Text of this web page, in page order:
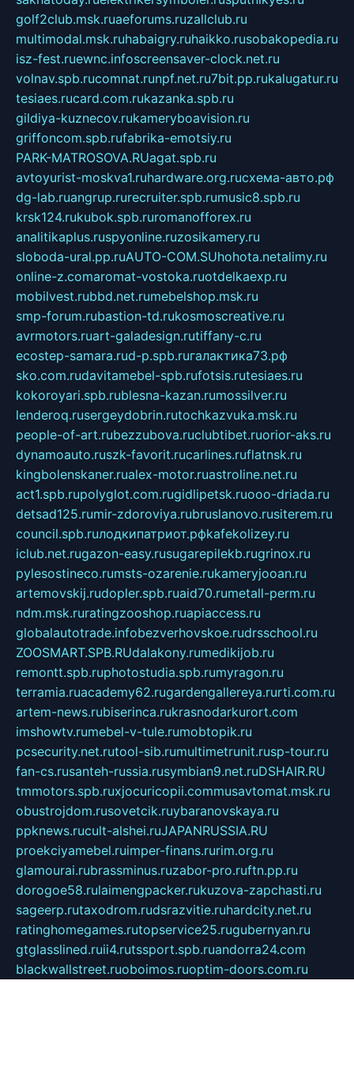
golf2club.msk.ruaeforums.ruzallclub.ru
multimodal.msk.ruhabaigry.ruhaikko.rusobakopedia.ru
isz-fest.ruewnc.infoscreensaver-clock.net.ru
volnav.spb.rucomnat.runpf.net.ru7bit.pp.rukalugatur.ru
tesiaes.rucard.com.rukazanka.spb.ru
gildiya-kuznecov.rukameryboavision.ru
griffoncom.spb.rufabrika-emotsiy.ru
PARK-MATROSOVA.RUagat.spb.ru
avtoyurist-moskva1.ruhardware.org.ruсхема-авто.рф
dg-lab.ruangrup.rurecruiter.spb.rumusic8.spb.ru
krsk124.rukubok.spb.ruromanofforex.ru
analitikaplus.ruspyonline.ruzosikamery.ru
sloboda-ural.pp.ruAUTO-COM.SUhohota.netalimy.ru
online-z.comaromat-vostoka.ruotdelkaexp.ru
mobilvest.rubbd.net.rumebelshop.msk.ru
smp-forum.rubastion-td.rukosmoscreative.ru
avrmotors.ruart-galadesign.rutiffany-c.ru
ecostep-samara.rud-p.spb.ruгалактика73.рф
sko.com.rudavitamebel-spb.rufotsis.rutesiaes.ru
kokoroyari.spb.rublesna-kazan.rumossilver.ru
lenderoq.rusergeydobrin.rutochkazvuka.msk.ru
people-of-art.rubezzubova.ruclubtibet.ruorior-aks.ru
dynamoauto.ruszk-favorit.rucarlines.ruflatnsk.ru
kingbolenskaner.rualex-motor.ruastroline.net.ru
act1.spb.rupolyglot.com.rugidlipetsk.ruooo-driada.ru
detsad125.rumir-zdoroviya.rubruslanovo.rusiterem.ru
council.spb.ruлодкипатриот.рфkafekolizey.ru
iclub.net.rugazon-easy.rusugarepilekb.rugrinox.ru
pylesostineco.rumsts-ozarenie.rukameryjooan.ru
artemovskij.rudopler.spb.ruaid70.rumetall-perm.ru
ndm.msk.ruratingzooshop.ruapiaccess.ru
globalautotrade.infobezverhovskoe.rudrsschool.ru
ZOOSMART.SPB.RUdalakony.rumedikijob.ru
remontt.spb.ruphotostudia.spb.rumyragon.ru
terramia.ruacademy62.rugardengallereya.rurti.com.ru
artem-news.rubiserinca.rukrasnodarkurort.com
imshowtv.rumebel-v-tule.rumobtopik.ru
pcsecurity.net.rutool-sib.rumultimetrunit.rusp-tour.ru
fan-cs.rusanteh-russia.rusymbian9.net.ruDSHAIR.RU
tmmotors.spb.ruxjocuricopii.commusavtomat.msk.ru
obustrojdom.rusovetcik.ruybaranovskaya.ru
ppknews.rucult-alshei.ruJAPANRUSSIA.RU
proekciyamebel.ruimper-finans.rurim.org.ru
glamourai.rubrassminus.ruzabor-pro.ruftn.pp.ru
dorogoe58.rulaimengpacker.rukuzova-zapchasti.ru
sageerp.rutaxodrom.rudsrazvitie.ruhardcity.net.ru
ratinghomegames.rutopservice25.rugubernyan.ru
gtglasslined.ruii4.rutssport.spb.ruandorra24.com
blackwallstreet.ruoboimos.ruoptim-doors.com.ru